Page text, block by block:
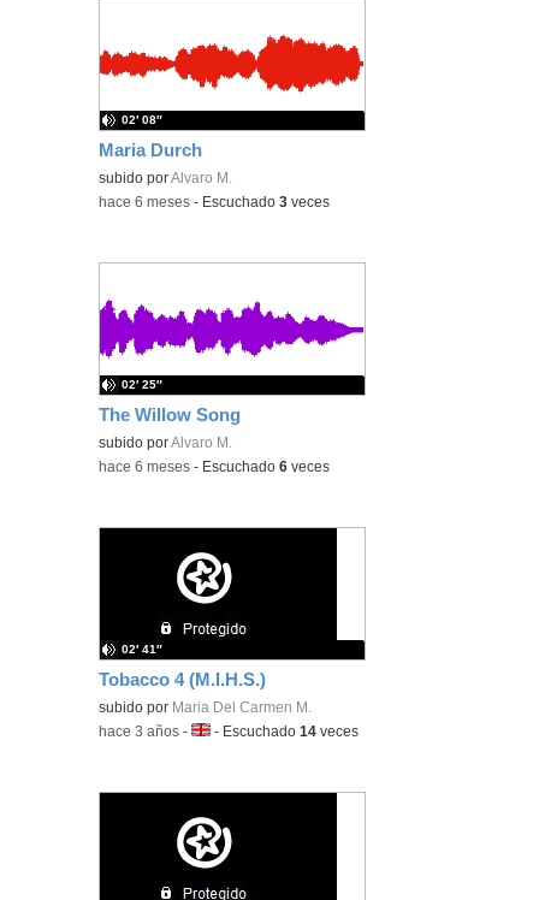
Maria Durch
subido porAlvaro M.
02′ 08″
-hace 6 meses - Escuchado3 veces
The Willow Song
subido porAlvaro M.
02′ 25″
-hace 6 meses - Escuchado6 veces
Tobacco 4 (M.I.H.S.)
subido por Maria Del Carmen M.
02′ 41″
-hace 3 años -Idioma:
- Escuchado14 veces